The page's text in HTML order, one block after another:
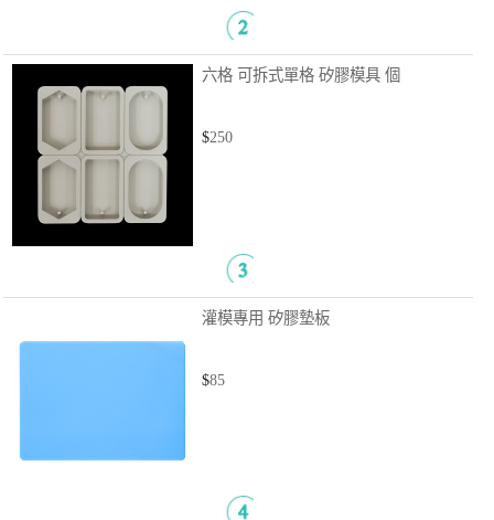
六格 可拆式單格 矽膠模具 個
$250
灌模專用 矽膠墊板
$85